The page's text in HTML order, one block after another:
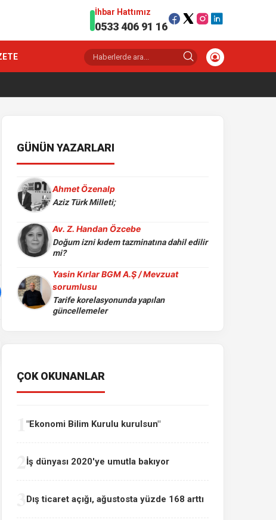
İhbar Hattımız
0533 406 91 16
GÜNÜN YAZARLARI
Ahmet Özenalp
Aziz Türk Milleti;
Av. Z. Handan Özcebe
Doğum izni kıdem tazminatına dahil edilir
mi?
Yasin Kırlar BGM A.Ş / Mevzuat
sorumlusu
Tarife korelasyonunda yapılan
güncellemeler
ÇOK OKUNANLAR
"Ekonomi Bilim Kurulu kurulsun"
İş dünyası 2020'ye umutla bakıyor
Dış ticaret açığı, ağustosta yüzde 168 arttı